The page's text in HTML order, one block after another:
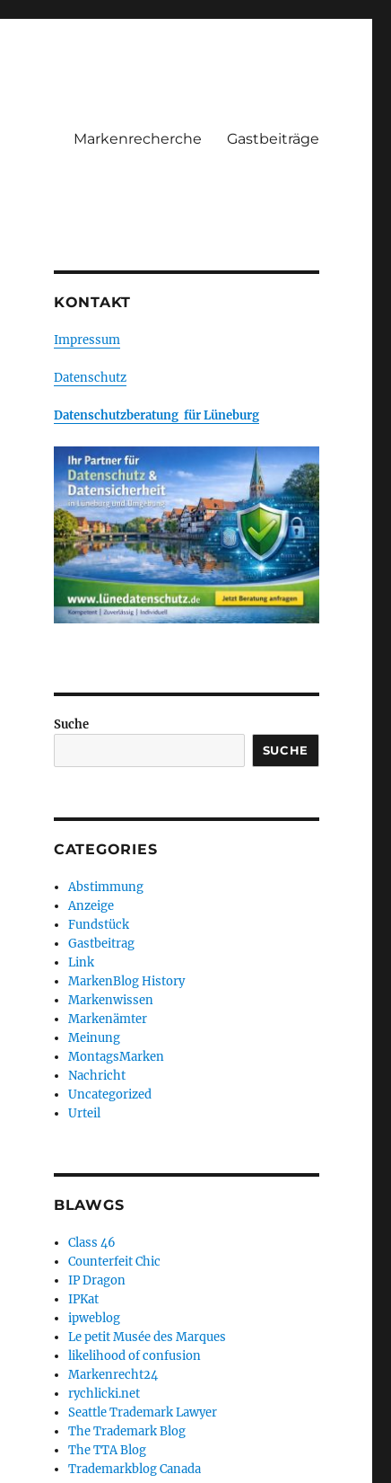
Markenrecherche Gastbeiträge
KONTAKT
Impressum
Datenschutz
Datenschutzberatung für Lüneburg
Suche
SUCHE
CATEGORIES
Abstimmung
Anzeige
Fundstück
Gastbeitrag
Link
MarkenBlog History
Markenwissen
Markenämter
Meinung
MontagsMarken
Nachricht
Uncategorized
Urteil
BLAWGS
Class 46
Counterfeit Chic
IP Dragon
IPKat
ipweblog
Le petit Musée des Marques
likelihood of confusion
Markenrecht24
rychlicki.net
Seattle Trademark Lawyer
The Trademark Blog
The TTA Blog
Trademarkblog Canada